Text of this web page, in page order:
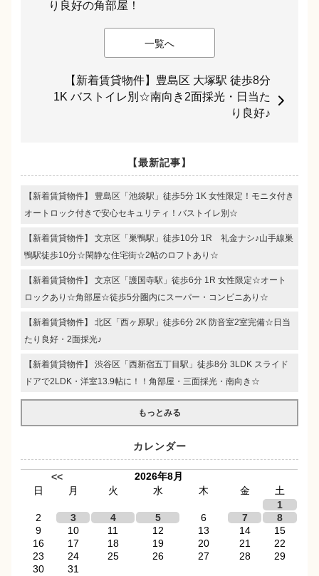
り良好の角部屋！
一覧へ
【新着賃貸物件】豊島区 大塚駅 徒歩8分
1K バストイレ別☆南向き2面採光・日当た
り良好♪
【最新記事】
【新着賃貸物件】 豊島区「池袋駅」徒歩5分 1K 女性限定！モニタ付き
オートロック付きで安心セキュリティ！バストイレ別☆
【新着賃貸物件】 文京区「巣鴨駅」徒歩10分 1R 礼金ナシ♪山手線巣
鴨駅徒歩10分☆閑静な住宅街☆2帖のロフトあり☆
【新着賃貸物件】 文京区「護国寺駅」徒歩6分 1R 女性限定☆オート
ロックあり☆角部屋☆徒歩5分圏内にスーパー・コンビニあり☆
【新着賃貸物件】 北区「西ヶ原駅」徒歩6分 2K 防音室2室完備☆日当
たり良好・2面採光♪
【新着賃貸物件】 渋谷区「西新宿五丁目駅」徒歩8分 3LDK スライド
ドアで2LDK・洋室13.9帖に！！角部屋・三面採光・南向き☆
もっとみる
カレンダー
<<
2026年8月
日
月 火 水 木 金
土
1
2
3 4 5 6 7
8
9
10 11 12 13 14
15
16
17 18 19 20 21
22
23
24 25 26 27 28
29
30
31